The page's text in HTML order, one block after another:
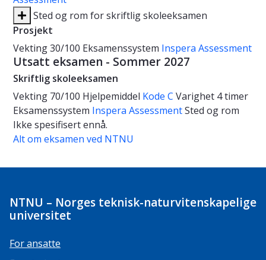
Sted og rom for skriftlig skoleeksamen
Prosjekt
Vekting30/100 Eksamenssystem Inspera Assessment
Utsatt eksamen - Sommer 2027
Skriftlig skoleeksamen
Vekting 70/100 Hjelpemiddel Kode C Varighet 4 timer
Eksamenssystem Inspera AssessmentSted og rom
Ikke spesifisert ennå.
Alt om eksamen ved NTNU
NTNU – Norges teknisk-naturvitenskapelige
universitet
For ansatte